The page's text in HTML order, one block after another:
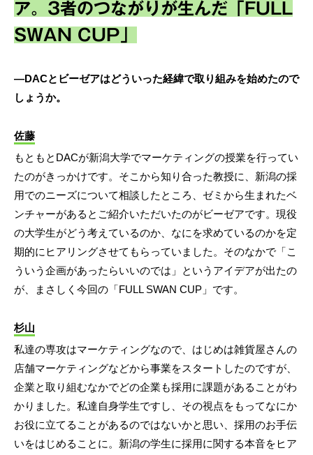
ア。3者のつながりが生んだ「FULL
SWAN CUP」
―DACとビーゼアはどういった経緯で取り組みを始めたので
しょうか。
佐藤
もともとDACが新潟大学でマーケティングの授業を行ってい
たのがきっかけです。そこから知り合った教授に、新潟の採
用でのニーズについて相談したところ、ゼミから生まれたベ
ンチャーがあるとご紹介いただいたのがビーゼアです。現役
の大学生がどう考えているのか、なにを求めているのかを定
期的にヒアリングさせてもらっていました。そのなかで「こ
ういう企画があったらいいのでは」というアイデアが出たの
が、まさしく今回の「FULL SWAN CUP」です。
杉山
私達の専攻はマーケティングなので、はじめは雑貨屋さんの
店舗マーケティングなどから事業をスタートしたのですが、
企業と取り組むなかでどの企業も採用に課題があることがわ
かりました。私達自身学生ですし、その視点をもってなにか
お役に立てることがあるのではないかと思い、採用のお手伝
いをはじめることに。新潟の学生に採用に関する本音をヒア